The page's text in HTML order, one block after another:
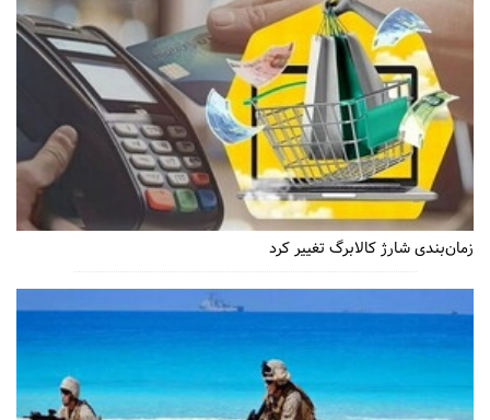
زمان‌بندی شارژ کالابرگ تغییر کرد